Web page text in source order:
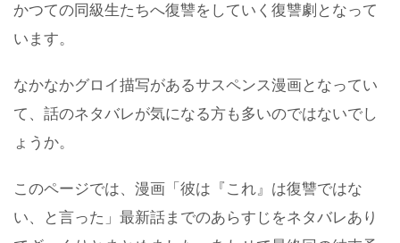
かつての同級生たちへ復讐をしていく復讐劇となって
います。
なかなかグロイ描写があるサスペンス漫画となってい
て、話のネタバレが気になる方も多いのではないでし
ょうか。
このページでは、漫画「彼は『これ』は復讐ではな
い、と言った」最新話までのあらすじをネタバレあり